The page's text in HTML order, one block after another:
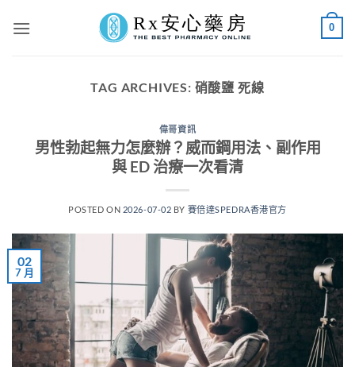
0
TAG ARCHIVES: 硝酸鹽 死線
偉哥資訊
男性勃起無力怎麼辦？威而鋼用法、副作用
與 ED 治療一次看清
POSTED ON 2026-07-02 BY 賽倍達SPEDRA香港官方
02
7 月